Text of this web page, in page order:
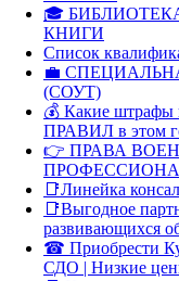
🎓
КНИГИ
Список
💼
(СОУТ)
💰 Какие штрафы
ПРАВИЛ в этом
👉 ПРАВА
📑Линейка
📑Выгодное
развивающихся
☎ Приобрести
СДО | Низкие